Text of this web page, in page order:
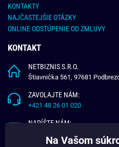
KONTAKTY
NAJČASTEJŠIE OTÁZKY
ONLINE ODSTÚPENIE OD ZMLUVY
KONTAKT
NETBIZNIS S.R.O.
Štiavnička 561, 97681
ZAVOLAJTE NÁM:
+421 48 26 01 020
NAPÍŠTE NÁM:
Na Vašom